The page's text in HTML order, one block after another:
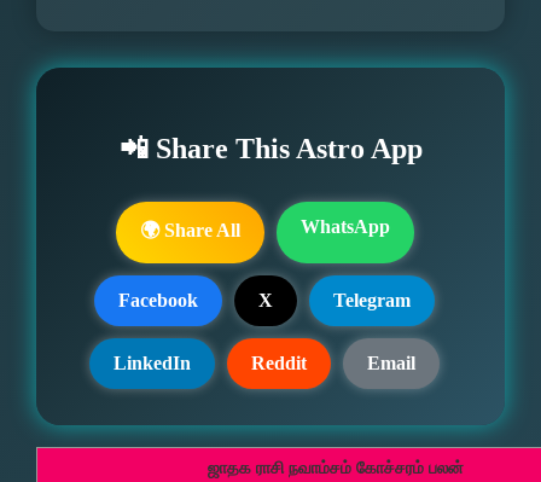
📲 Share This Astro App
🌍 Share All WhatsApp
Facebook X Telegram
LinkedIn Reddit Email
ஜாதக ராசி நவாம்சம் கோச்சரம் பலன்